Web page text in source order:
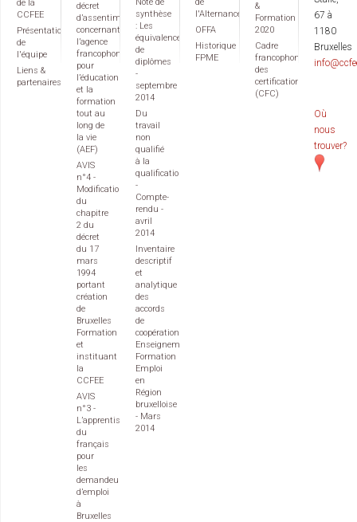
de la
CCFEE
Présentation
de
l'équipe
Liens &
partenaires
décret
d’assentiment
concernant
l’agence
francophone
pour
l’éducation
et la
formation
tout au
long de
la vie
(AEF)
AVIS
n°4 -
Modification
du
chapitre
2 du
décret
du 17
mars
1994
portant
création
de
Bruxelles
Formation
et
instituant
la
CCFEE
AVIS
n°3 -
L’apprentissage
du
français
pour
les
demandeurs
d’emploi
à
Bruxelles
synthèse
: Les
équivalences
de
diplômes
-
septembre
2014
Du
travail
non
qualifié
à la
qualification
-
Compte-
rendu -
avril
2014
Inventaire
descriptif
et
analytique
des
accords
de
coopération
Enseignement
Formation
Emploi
en
Région
bruxelloise
- Mars
2014
l'Alternance
OFFA
Historique
FPME
&
Formation
2020
Cadre
francophone
des
certifications
(CFC)
67 à
1180
Bruxelles
Où
nous
trouver?